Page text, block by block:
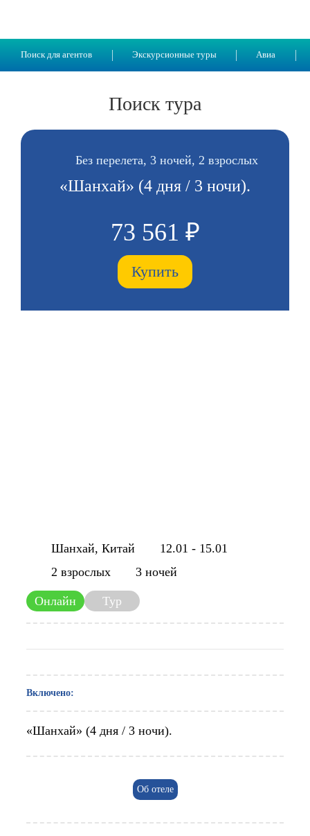
Поиск для агентов Экскурсионные туры Авиа
Поиск тура
Без перелета, 3 ночей, 2 взрослых
«Шанхай» (4 дня / 3 ночи).
73 561 ₽
Купить
Шанхай, Китай
12.01 - 15.01
2 взрослых
3 ночей
Онлайн Тур
Включено:
«Шанхай» (4 дня / 3 ночи).
Об отеле